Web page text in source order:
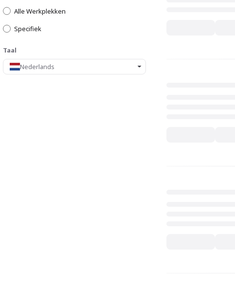
Alle Werkplekken
Specifiek
Taal
Nederlands